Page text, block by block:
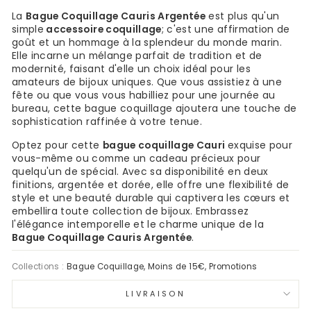
La Bague Coquillage Cauris Argentée est plus qu'un
simple accessoire coquillage; c'est une affirmation de
goût et un hommage à la splendeur du monde marin.
Elle incarne un mélange parfait de tradition et de
modernité, faisant d'elle un choix idéal pour les
amateurs de bijoux uniques. Que vous assistiez à une
fête ou que vous vous habilliez pour une journée au
bureau, cette bague coquillage ajoutera une touche de
sophistication raffinée à votre tenue.
Optez pour cette bague coquillage Cauri exquise pour
vous-même ou comme un cadeau précieux pour
quelqu'un de spécial. Avec sa disponibilité en deux
finitions, argentée et dorée, elle offre une flexibilité de
style et une beauté durable qui captivera les cœurs et
embellira toute collection de bijoux. Embrassez
l'élégance intemporelle et le charme unique de la
Bague Coquillage Cauris Argentée.
Collections : Bague Coquillage,Moins de 15€, Promotions
LIVRAISON